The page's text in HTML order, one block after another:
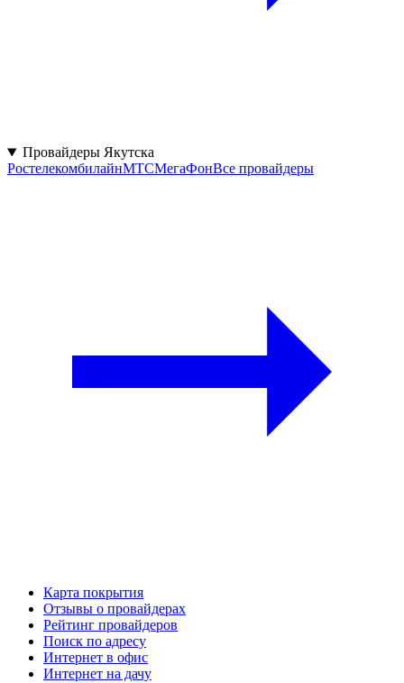
Провайдеры Якутска
РостелекомбилайнМТСМегаФонВсе провайдеры
Карта покрытия
Отзывы о провайдерах
Рейтинг провайдеров
Поиск по адресу
Интернет в офис
Интернет на дачу